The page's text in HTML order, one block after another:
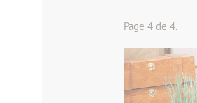
Page 4 de 4.